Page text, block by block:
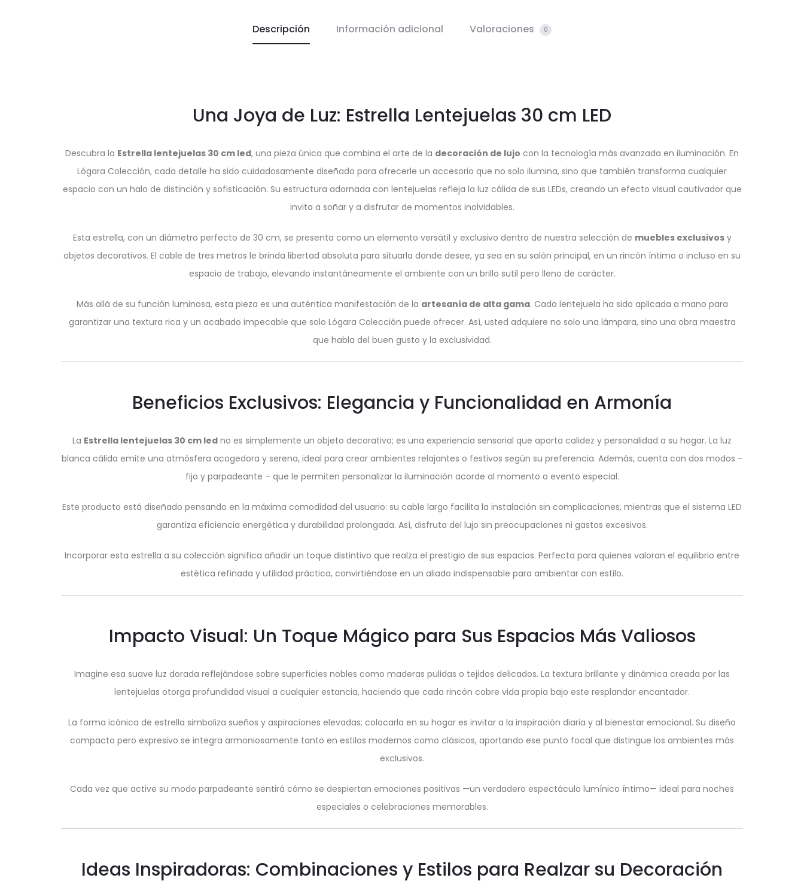
Descripción Información adicional Valoraciones 0
Una Joya de Luz: Estrella Lentejuelas 30 cm LED
Descubra la Estrella lentejuelas 30 cm led, una pieza única que combina el arte de la decoración de lujo con la tecnología más avanzada en iluminación. En
Lógara Colección, cada detalle ha sido cuidadosamente diseñado para ofrecerle un accesorio que no solo ilumina, sino que también transforma cualquier
espacio con un halo de distinción y sofisticación. Su estructura adornada con lentejuelas refleja la luz cálida de sus LEDs, creando un efecto visual cautivador que
invita a soñar y a disfrutar de momentos inolvidables.
Esta estrella, con un diámetro perfecto de 30 cm, se presenta como un elemento versátil y exclusivo dentro de nuestra selección de muebles exclusivosy
objetos decorativos. El cable de tres metros le brinda libertad absoluta para situarla donde desee, ya sea en su salón principal, en un rincón íntimo o incluso en su
espacio de trabajo, elevando instantáneamente el ambiente con un brillo sutil pero lleno de carácter.
Más allá de su función luminosa, esta pieza es una auténtica manifestación de la artesanía de alta gama. Cada lentejuela ha sido aplicada a mano para
garantizar una textura rica y un acabado impecable que solo Lógara Colección puede ofrecer. Así, usted adquiere no solo una lámpara, sino una obra maestra
que habla del buen gusto y la exclusividad.
Beneficios Exclusivos: Elegancia y Funcionalidad en Armonía
La Estrella lentejuelas 30 cm led no es simplemente un objeto decorativo; es una experiencia sensorial que aporta calidez y personalidad a su hogar. La luz
blanca cálida emite una atmósfera acogedora y serena, ideal para crear ambientes relajantes o festivos según su preferencia. Además, cuenta con dos modos –
fijo y parpadeante – que le permiten personalizar la iluminación acorde al momento o evento especial.
Este producto está diseñado pensando en la máxima comodidad del usuario: su cable largo facilita la instalación sin complicaciones, mientras que el sistema LED
garantiza eficiencia energética y durabilidad prolongada. Así, disfruta del lujo sin preocupaciones ni gastos excesivos.
Incorporar esta estrella a su colección significa añadir un toque distintivo que realza el prestigio de sus espacios. Perfecta para quienes valoran el equilibrio entre
estética refinada y utilidad práctica, convirtiéndose en un aliado indispensable para ambientar con estilo.
Impacto Visual: Un Toque Mágico para Sus Espacios Más Valiosos
Imagine esa suave luz dorada reflejándose sobre superficies nobles como maderas pulidas o tejidos delicados. La textura brillante y dinámica creada por las
lentejuelas otorga profundidad visual a cualquier estancia, haciendo que cada rincón cobre vida propia bajo este resplandor encantador.
La forma icónica de estrella simboliza sueños y aspiraciones elevadas; colocarla en su hogar es invitar a la inspiración diaria y al bienestar emocional. Su diseño
compacto pero expresivo se integra armoniosamente tanto en estilos modernos como clásicos, aportando ese punto focal que distingue los ambientes más
exclusivos.
Cada vez que active su modo parpadeante sentirá cómo se despiertan emociones positivas —un verdadero espectáculo lumínico íntimo— ideal para noches
especiales o celebraciones memorables.
Ideas Inspiradoras: Combinaciones y Estilos para Realzar su Decoración